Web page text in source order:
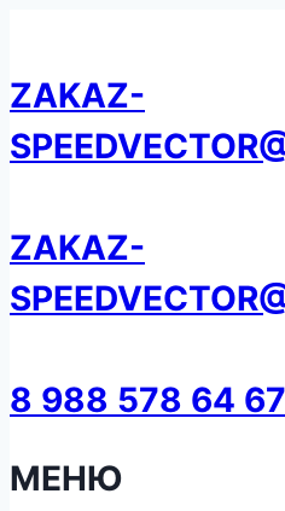
содержанию
ZAKAZ-
ZAKAZ-
8 988 578 64 67
МЕНЮ